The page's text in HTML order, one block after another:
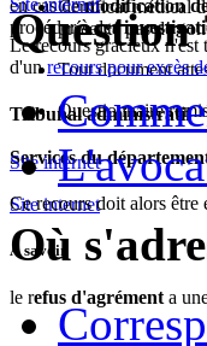
Certificat médical
présente pas de
Tout document
Questionnaire
Services du
Site internet
en cas demodification
procéder à des
Site internet
Le recours gracieux n'est
d'unrecours pour excès
Tribunal administratif
Site internet
Ce recours doit alors être
À savoir
le refus d'agrément a
Question
Où